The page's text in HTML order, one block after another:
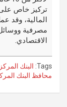
تركيز خاص على
المالية،
مصرفية
الاقتصادي.
Tags: البنك
محافظ البنك